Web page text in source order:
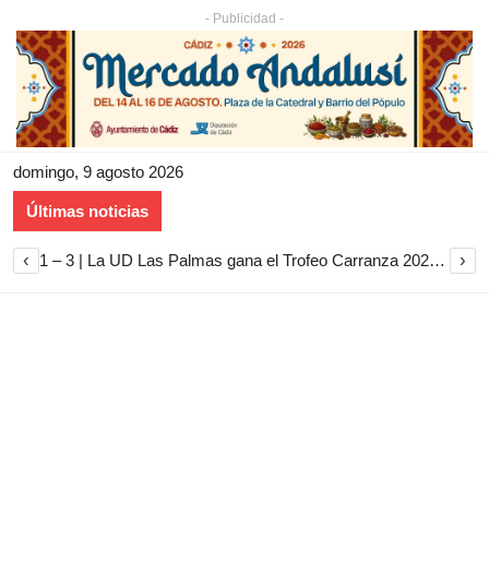
- Publicidad -
domingo, 9 agosto 2026
Últimas noticias
‹ 1 – 3 | La UD Las Palmas gana el Trofeo Carranza 2026 tras imponerse al Cádiz CF ›